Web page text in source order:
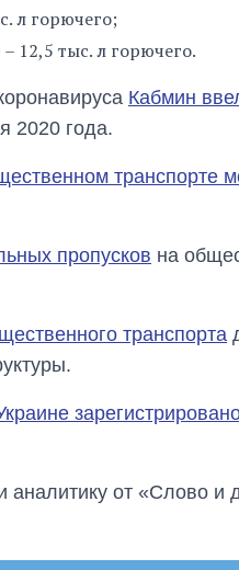
л горючего;
12,5 тыс. л горючего.
Кабмин
2020 года.
транспорте
пропусков на
транспорта
аналитику от «Слово и